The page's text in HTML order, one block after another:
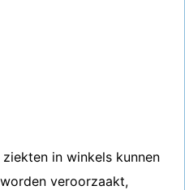
in winkels kunnen
veroorzaakt,